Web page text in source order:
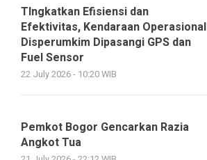
TIngkatkan Efisiensi dan
Efektivitas, Kendaraan Operasional
Disperumkim Dipasangi GPS dan
Fuel Sensor
22 July 2026 - 10:20 WIB
Pemkot Bogor Gencarkan Razia
Angkot Tua